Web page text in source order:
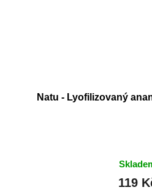
Natu - Lyofilizovaný
119